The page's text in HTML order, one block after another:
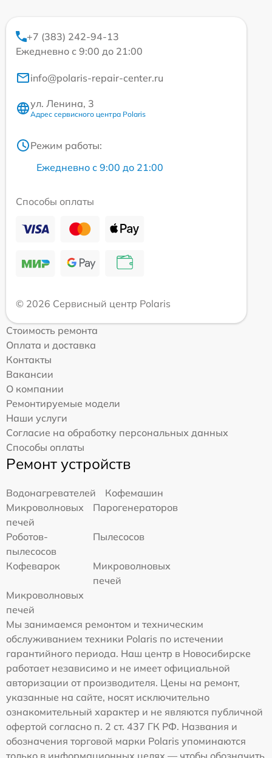
+7 (383) 242-94-13
Ежедневно с 9:00 до 21:00
info@polaris-repair-center.ru
ул. Ленина, 3
Адрес сервисного центра Polaris
Режим работы:
Ежедневно с 9:00 до 21:00
Способы оплаты
© 2026 Сервисный центр Polaris
Стоимость ремонта
Оплата и доставка
Контакты
Вакансии
О компании
Ремонтируемые модели
Наши услуги
Согласие на обработку персональных данных
Способы оплаты
Ремонт устройств
Водонагревателей
Кофемашин
Микроволновых
печей
Парогенераторов
Роботов-
пылесосов
Пылесосов
Кофеварок
Микроволновых
печей
Микроволновых
печей
Мы занимаемся ремонтом и техническим
обслуживанием техники Polaris по истечении
гарантийного периода. Наш центр в Новосибирске
работает независимо и не имеет официальной
авторизации от производителя. Цены на ремонт,
указанные на сайте, носят исключительно
ознакомительный характер и не являются публичной
офертой согласно п. 2 ст. 437 ГК РФ. Названия и
обозначения торговой марки Polaris упоминаются